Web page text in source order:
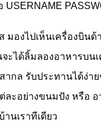
มองไปเห็นเครื่องบินด้
ะได้ลิ้มลองอาหารบนเ
ากล รับประทานได้ง่าย
ละอย่างขนมปัง หรือ อ
นเราทีเดียว